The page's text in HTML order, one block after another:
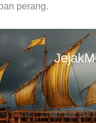
perang.